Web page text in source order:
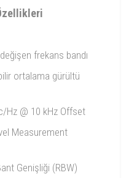
frekans bandı
ortalama gürültü
Hz @ 10 kHz Offset
Measurement
Genişliği (RBW)